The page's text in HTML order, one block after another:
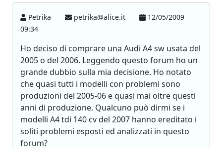
Petrika petrika@alice.it
12/05/2009
09:34
Ho deciso di comprare una Audi A4 sw usata del
2005 o del 2006. Leggendo questo forum ho un
grande dubbio sulla mia decisione. Ho notato
che quasi tutti i modelli con problemi sono
produzioni del 2005-06 e quasi mai oltre questi
anni di produzione. Qualcuno può dirmi se i
modelli A4 tdi 140 cv del 2007 hanno ereditato i
soliti problemi esposti ed analizzati in questo
forum?